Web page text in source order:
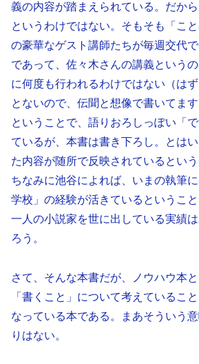
義の内容が踏まえられている。だから
というわけではない。そもそも「こ
の豪華なゲスト講師たちが毎週交代
であって、佐々木さんの講義という
に何度も行われるわけではない（は
とないので、伝聞と想像で書いてます
ということで、語りおろしっぽい「
ているが、本書は書き下ろし。とは
た内容が随所で反映されているという
ちなみに池谷によれば、いまの執筆
学校」の経験が活きているというこ
一人の小説家を世に出している実績
ろう。
さて、そんな本書だが、ノウハウ本
「書くこと」について考えているこ
なっている本である。まあそういう
りはない。